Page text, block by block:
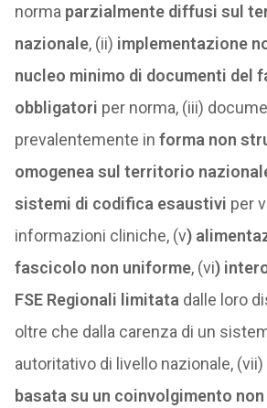
norma parzialmente diffusi sul
nazionale, (ii) implementazione
nucleo minimo di documenti del
obbligatori per norma, (iii)
prevalentemente in forma non
omogenea sul territorio
sistemi di codifica esaustivi per
informazioni cliniche, (v)
fascicolo non uniforme, (vi)
FSE Regionali limitata dalle loro
oltre che dalla carenza di un
autoritativo di livello nazionale, (vii)
basata su un coinvolgimento